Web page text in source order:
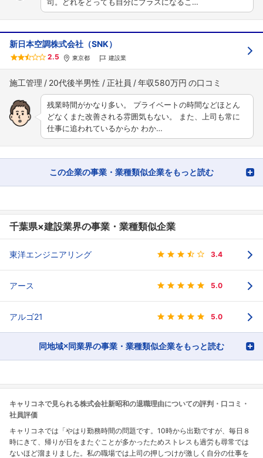
新日本空調株式会社（SNK）
2.5 東京都 建設業
施工管理 20代後半男性 正社員 年収580万円
残業時間がかなり多い。 プライベートの時間などほとん
どなくまた改善される雰囲気もない。 また、上司も常に
仕事に追われているからか わか…
この企業の事業・業種類似企業をもっと読む
千葉県×建設業界の事業・業種類似企業
東洋エンジニアリング 3.4
アース 5.0
アルゴ21 5.0
同地域×同業界の事業・業種類似企業をもっと読む
キャリコネで見られる株式会社新昭和の退職理由についての評判・口コミ・
社員評価
キャリコネでは「やはり勤務時間の問題です。10時から出勤ですが、毎日８
時にきて、帰りが日をまたぐことが多かったためストレスも過労も尋常では
ないほど溜まりました。私の職場では上司の押しつけが激しく自分の仕事を